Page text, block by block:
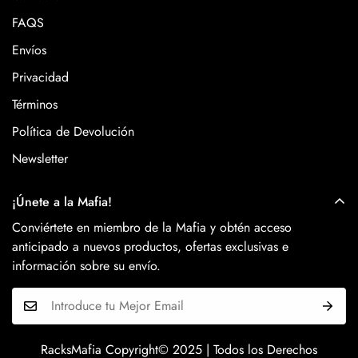
FAQS
Envíos
Privacidad
Términos
Política de Devolución
Newsletter
¡Únete a la Mafia!
Conviértete en miembro de la Mafia y obtén acceso
anticipado a nuevos productos, ofertas exclusivas e
información sobre su envío.
RacksMafia Copyright© 2025 | Todos los Derechos